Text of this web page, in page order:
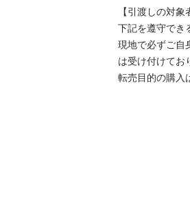
【引渡しの対象
下記を遵守でき
現地で必ずご⾃
は受け付けてお
転売⽬的の購⼊